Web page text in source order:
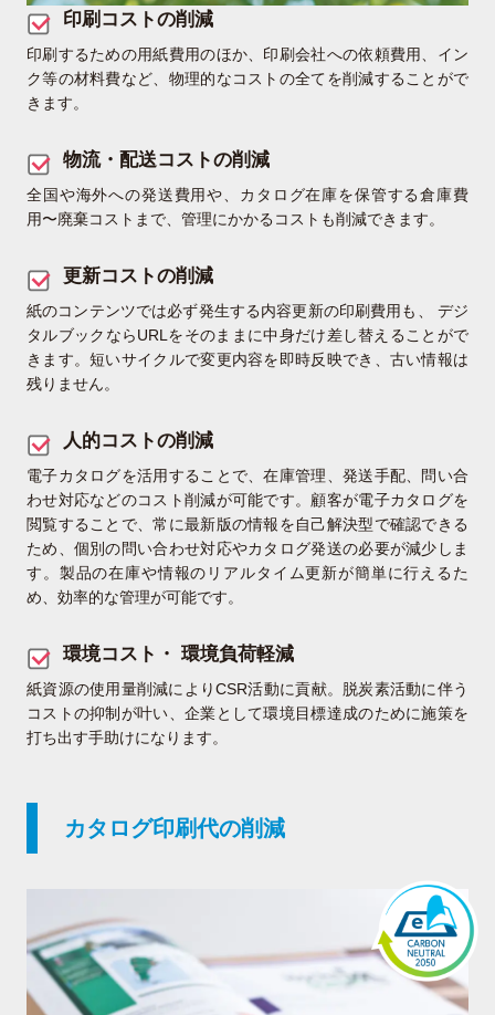
印刷コストの削減
印刷するための用紙費用のほか、印刷会社への依頼費用、イン
ク等の材料費など、物理的なコストの全てを削減することがで
きます。
物流・配送コストの削減
全国や海外への発送費用や、カタログ在庫を保管する倉庫費
用〜廃棄コストまで、管理にかかるコストも削減できます。
更新コストの削減
紙のコンテンツでは必ず発生する内容更新の印刷費用も、 デジ
タルブックならURLをそのままに中身だけ差し替えることがで
きます。短いサイクルで変更内容を即時反映でき、古い情報は
残りません。
人的コストの削減
電子カタログを活用することで、在庫管理、発送手配、問い合
わせ対応などのコスト削減が可能です。顧客が電子カタログを
閲覧することで、常に最新版の情報を自己解決型で確認できる
ため、個別の問い合わせ対応やカタログ発送の必要が減少しま
す。製品の在庫や情報のリアルタイム更新が簡単に行えるた
め、効率的な管理が可能です。
環境コスト・ 環境負荷軽減
紙資源の使用量削減によりCSR活動に貢献。脱炭素活動に伴う
コストの抑制が叶い、企業として環境目標達成のために施策を
打ち出す手助けになります。
カタログ印刷代の削減